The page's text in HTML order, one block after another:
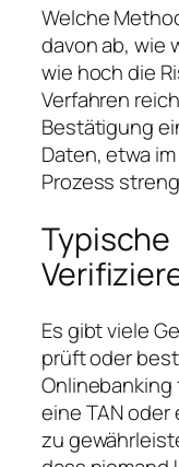
Welche
davon ab, wie
wie hoch die
Verfahren
Bestätigung
Daten, etwa
Prozess
Typische
Es gibt viele
prüft oder
Onlinebanking
eine TAN
zu